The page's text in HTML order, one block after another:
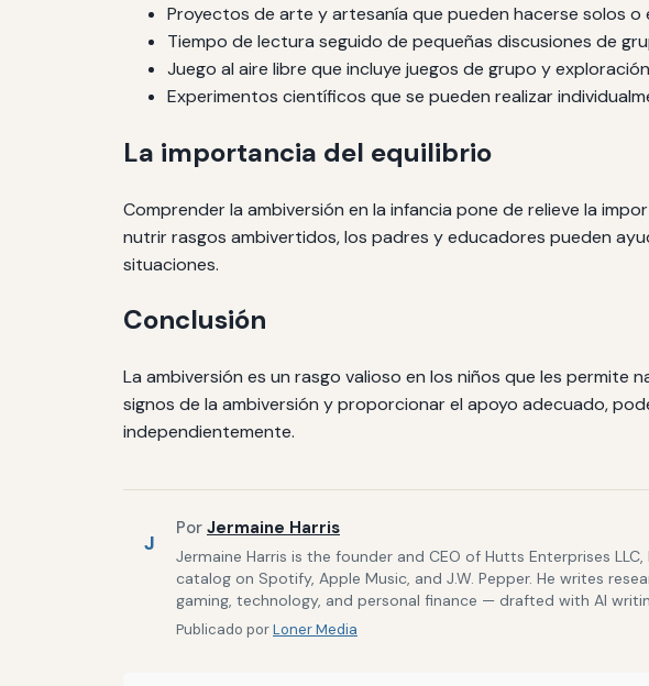
Proyectos de arte y artesanía que pueden hacerse solos o
Tiempo de lectura seguido de pequeñas discusiones de
Juego al aire libre que incluye juegos de grupo y
Experimentos científicos que se pueden realizar
La importancia del equilibrio
Comprender la ambiversión en la infancia pone de relieve la
nutrir rasgos ambivertidos, los padres y educadores pueden
situaciones.
Conclusión
La ambiversión es un rasgo valioso en los niños que les
signos de la ambiversión y proporcionar el apoyo adecuado,
independientemente.
J
Por Jermaine Harris
Jermaine Harris is the founder and CEO of Hutts Enterprises
catalog on Spotify, Apple Music, and J.W. Pepper. He writes
gaming, technology, and personal finance — drafted with AI
Publicado porLoner Media